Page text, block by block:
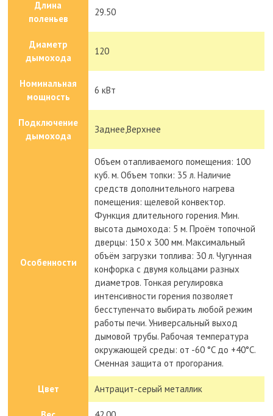
Длина
поленьев
29.50
Диаметр
дымохода
120
Номинальная
мощность
6 кВт
Подключение
дымохода
Заднее,Верхнее
Особенности
Объем отапливаемого помещения: 100
куб. м. Объем топки: 35 л. Наличие
средств дополнительного нагрева
помещения: щелевой конвектор.
Функция длительного горения. Мин.
высота дымохода: 5 м. Проём топочной
дверцы: 150 x 300 мм. Максимальный
объём загрузки топлива: 30 л. Чугунная
конфорка с двумя кольцами разных
диаметров. Тонкая регулировка
интенсивности горения позволяет
бесступенчато выбирать любой режим
работы печи. Универсальный выход
дымовой трубы. Рабочая температура
окружающей среды: от -60 °C до +40°C.
Сменная защита от прогорания.
Цвет Антрацит-серый металлик